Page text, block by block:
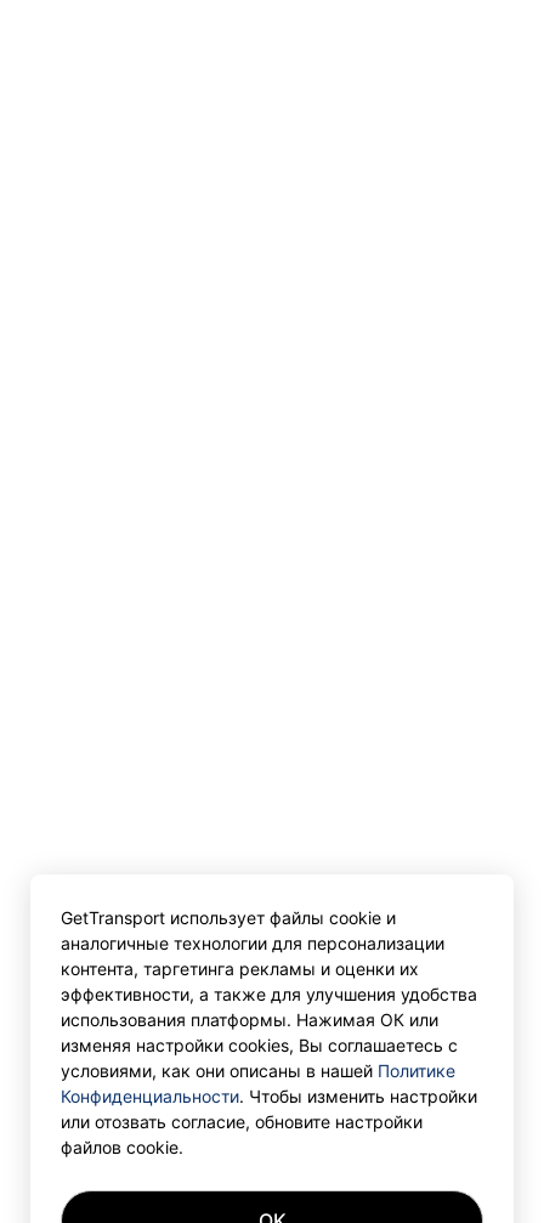
GetTransport использует файлы cookie и
аналогичные технологии для персонализации
контента, таргетинга рекламы и оценки их
эффективности, а также для улучшения удобства
использования платформы. Нажимая ОК или
изменяя настройки cookies, Вы соглашаетесь с
условиями, как они описаны в нашей Политике
Конфиденциальности. Чтобы изменить настройки
или отозвать согласие, обновите настройки
файлов cookie.